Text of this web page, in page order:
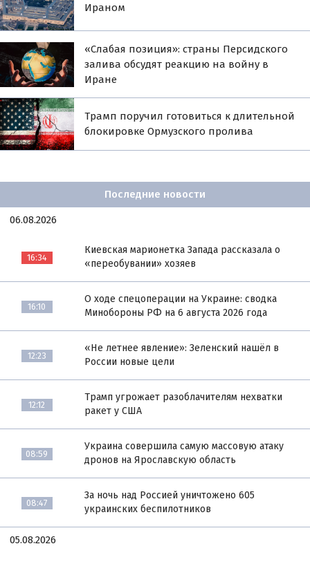
Ираном
«Слабая позиция»: страны Персидского
залива обсудят реакцию на войну в
Иране
Трамп поручил готовиться к длительной
блокировке Ормузского пролива
Последние новости
06.08.2026
16:34
Киевская марионетка Запада рассказала о
«переобувании» хозяев
16:10
О ходе спецоперации на Украине: сводка
Минобороны РФ на 6 августа 2026 года
12:23
«Не летнее явление»: Зеленский нашёл в
России новые цели
12:12
Трамп угрожает разоблачителям нехватки
ракет у США
08:59
Украина совершила самую массовую атаку
дронов на Ярославскую область
08:47
За ночь над Россией уничтожено 605
украинских беспилотников
05.08.2026